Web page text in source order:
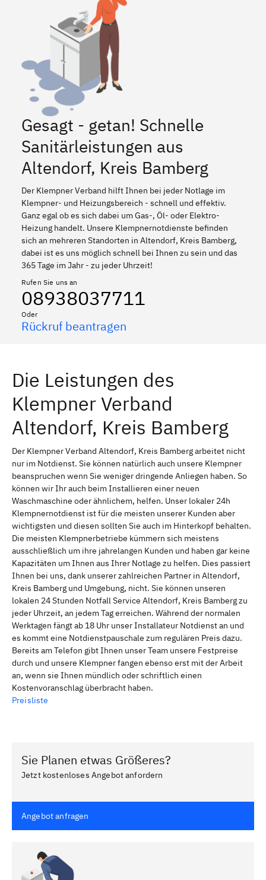
Gesagt - getan! Schnelle
Sanitärleistungen aus
Altendorf, Kreis Bamberg
Der Klempner Verband hilft Ihnen bei jeder Notlage im
Klempner- und Heizungsbereich - schnell und effektiv.
Ganz egal ob es sich dabei um Gas-, Öl- oder Elektro-
Heizung handelt. Unsere Klempnernotdienste befinden
sich an mehreren Standorten in Altendorf, Kreis Bamberg,
dabei ist es uns möglich schnell bei Ihnen zu sein und das
365 Tage im Jahr - zu jeder Uhrzeit!
Rufen Sie uns an
08938037711
Oder
Rückruf beantragen
Die Leistungen des
Klempner Verband
Altendorf, Kreis Bamberg
Der Klempner Verband Altendorf, Kreis Bamberg arbeitet nicht
nur im Notdienst. Sie können natürlich auch unsere Klempner
beanspruchen wenn Sie weniger dringende Anliegen haben. So
können wir Ihr auch beim Installieren einer neuen
Waschmaschine oder ähnlichem, helfen. Unser lokaler 24h
Klempnernotdienst ist für die meisten unserer Kunden aber
wichtigsten und diesen sollten Sie auch im Hinterkopf behalten.
Die meisten Klempnerbetriebe kümmern sich meistens
ausschließlich um ihre jahrelangen Kunden und haben gar keine
Kapazitäten um Ihnen aus Ihrer Notlage zu helfen. Dies passiert
Ihnen bei uns, dank unserer zahlreichen Partner in Altendorf,
Kreis Bamberg und Umgebung, nicht. Sie können unseren
lokalen 24 Stunden Notfall Service Altendorf, Kreis Bamberg zu
jeder Uhrzeit, an jedem Tag erreichen. Während der normalen
Werktagen fängt ab 18 Uhr unser Installateur Notdienst an und
es kommt eine Notdienstpauschale zum regulären Preis dazu.
Bereits am Telefon gibt Ihnen unser Team unsere Festpreise
durch und unsere Klempner fangen ebenso erst mit der Arbeit
an, wenn sie Ihnen mündlich oder schriftlich einen
Kostenvoranschlag überbracht haben.
Preisliste
Sie Planen etwas Größeres?
Jetzt kostenloses Angebot anfordern
Angebot anfragen